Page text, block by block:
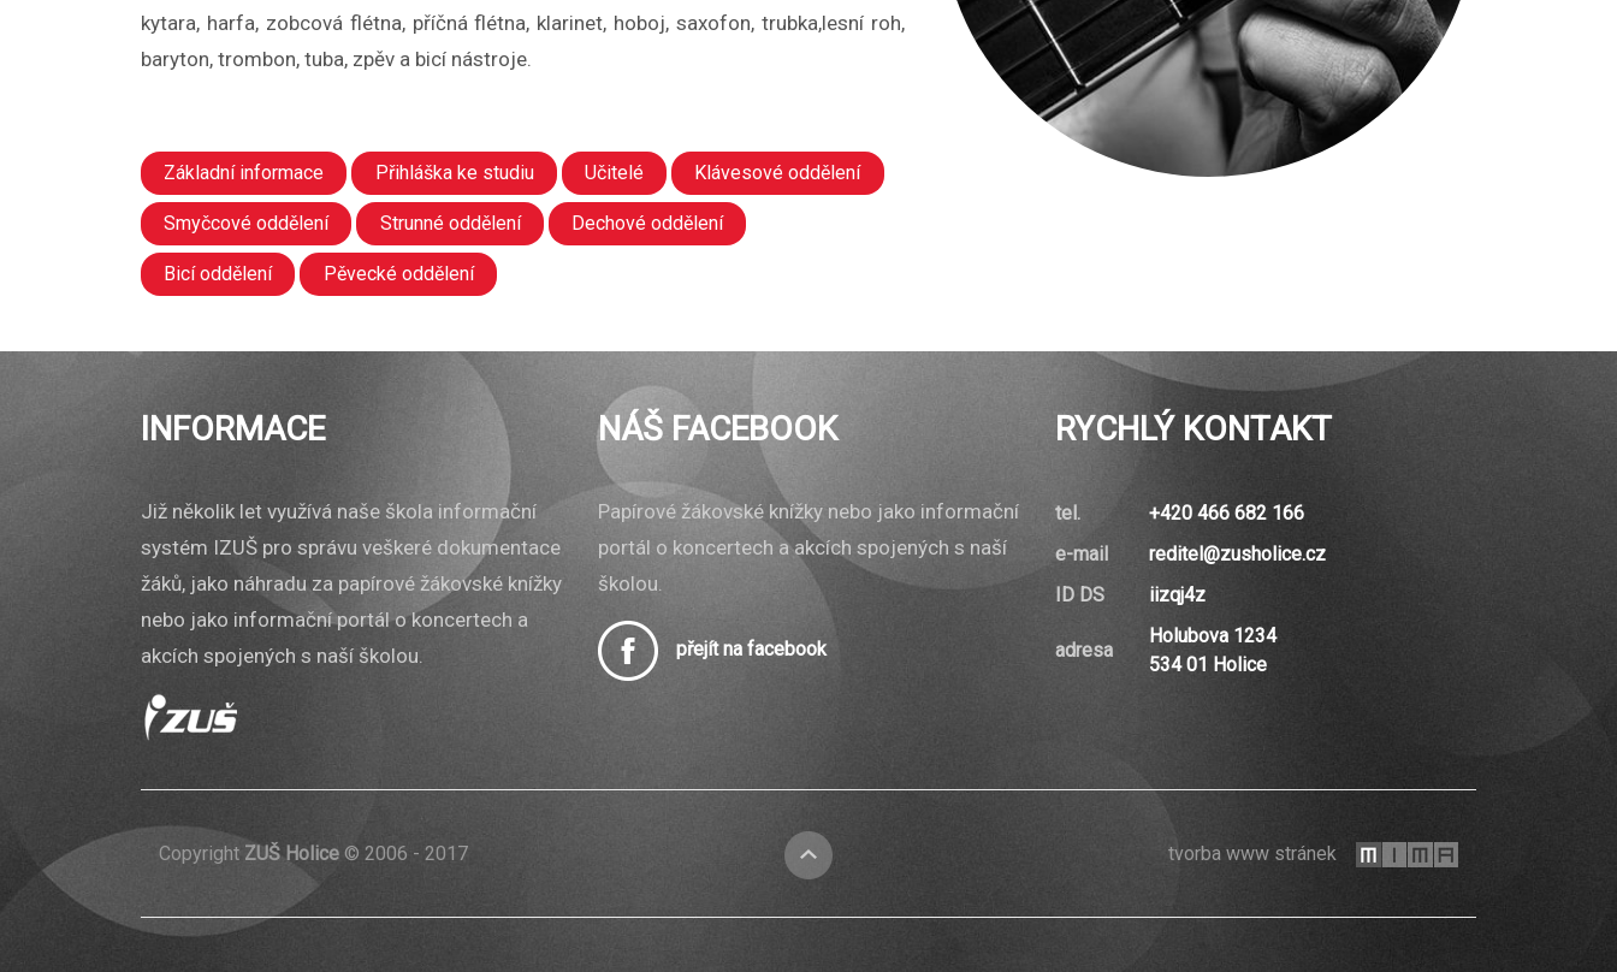
kytara, harfa, zobcová flétna, příčná flétna, klarinet, hoboj, saxofon, trubka,lesní roh,
baryton, trombon, tuba, zpěv a bicí nástroje.
Základní informace Přihláška ke studiu Učitelé Klávesové oddělení
Smyčcové oddělení Strunné oddělení Dechové oddělení
Bicí oddělení Pěvecké oddělení
INFORMACE
Již několik let využívá naše škola informační
systém IZUŠ pro správu veškeré dokumentace
žáků, jako náhradu za papírové žákovské knížky
nebo jako informační portál o koncertech a
akcích spojených s naší školou.
NÁŠ FACEBOOK
Papírové žákovské knížky nebo jako informační
portál o koncertech a akcích spojených s naší
školou.
přejít na facebook
RYCHLÝ KONTAKT
tel.
+420 466 682 166
e-mail
reditel@zusholice.cz
ID DS
iizqj4z
adresa
Holubova 1234
534 01 Holice
Copyright ZUŠ Holice © 2006 - 2017 nahoru tvorba www stránek